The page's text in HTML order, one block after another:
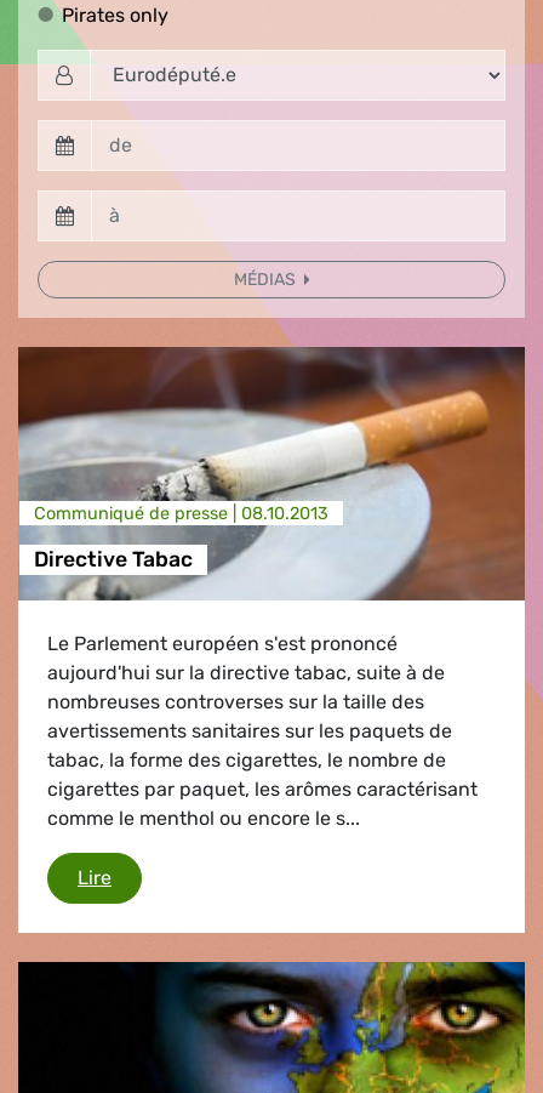
Pirates onlyPirates only
MÉDIAS
Communiqué de presse | 08.10.2013
Directive Tabac
Le Parlement européen s'est prononcé
aujourd'hui sur la directive tabac, suite à de
nombreuses controverses sur la taille des
avertissements sanitaires sur les paquets de
tabac, la forme des cigarettes, le nombre de
cigarettes par paquet, les arômes caractérisant
comme le menthol ou encore le s...
LireDirective Tabac